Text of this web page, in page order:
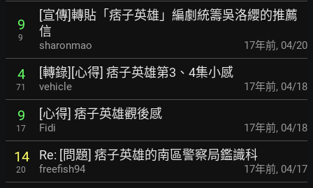
9
9
[宣傳]轉貼「痞子英雄」編劇統籌吳洛纓的推薦
信
sharonmao 17年前, 04/20
4
71
[轉錄][心得] 痞子英雄第3、4集小感
vehicle 17年前, 04/18
9
17
[心得] 痞子英雄觀後感
Fidi 17年前, 04/18
14
20
Re: [問題] 痞子英雄的南區警察局鑑識科
freefish94 17年前, 04/17